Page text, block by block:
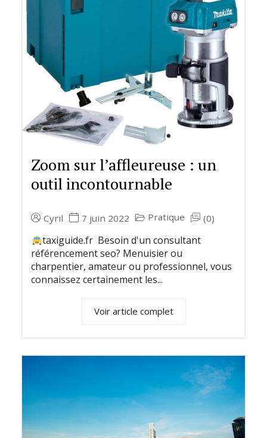
Zoom sur l’affleureuse : un
outil incontournable
Cyril 7 juin 2022 Pratique (0)
taxiguide.fr Besoin d'un consultant
référencement seo? Menuisier ou
charpentier, amateur ou professionnel, vous
connaissez certainement les...
Voir article complet